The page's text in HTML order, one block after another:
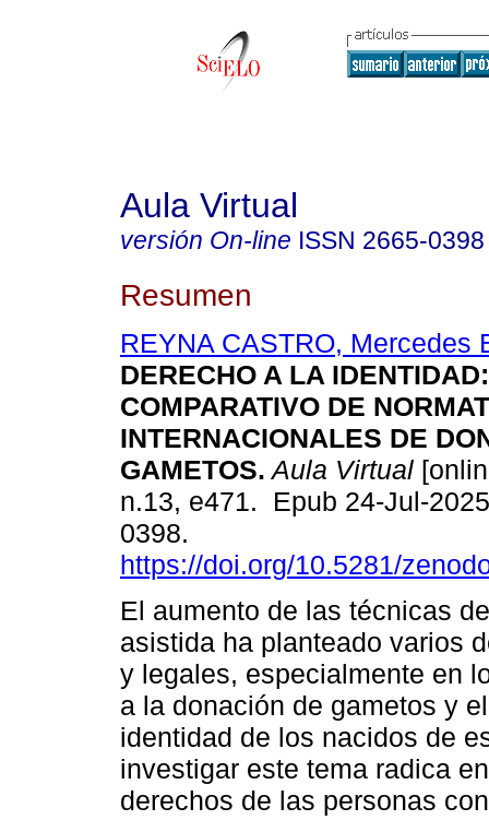
Aula Virtual
versión On-line ISSN 2665-0398
Resumen
REYNA CASTRO, Mercedes
DERECHO A LA
COMPARATIVO DE
INTERNACIONALES DE
GAMETOS. Aula Virtual
n.13, e471. Epub 24-Jul-
0398.
https://doi.org/10.5281/
El aumento de las técnicas
asistida ha planteado varios
y legales, especialmente en
a la donación de gametos y
identidad de los nacidos de
investigar este tema radica
derechos de las personas